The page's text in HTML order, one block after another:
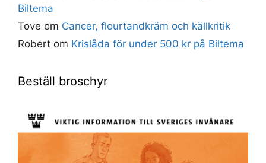
Biltema
Tove om Cancer, flourtandkräm och källkritik
Robert om Krislåda för under 500 kr på Biltema
Beställ broschyr